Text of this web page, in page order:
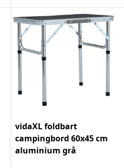
vidaXL foldbart
campingbord 60x45 cm
aluminium grå